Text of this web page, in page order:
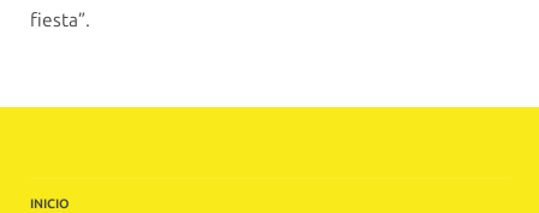
fiesta”.
INICIO